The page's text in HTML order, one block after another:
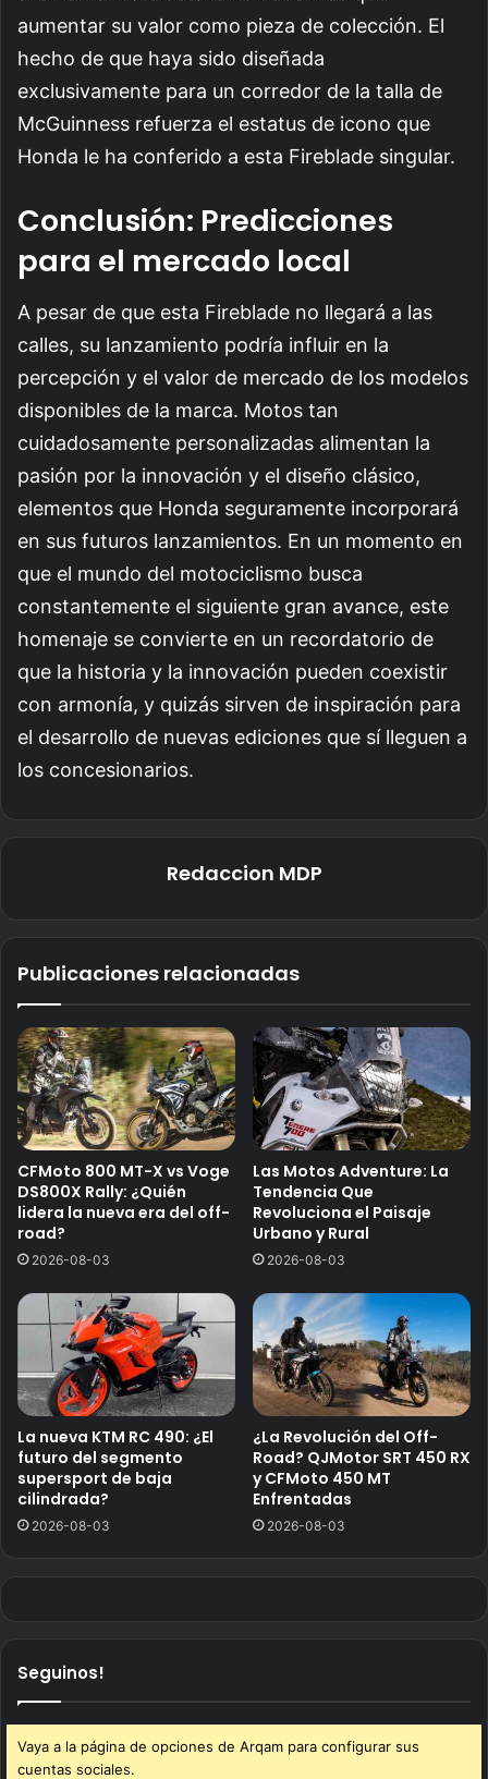
aumentar su valor como pieza de colección. El
hecho de que haya sido diseñada
exclusivamente para un corredor de la talla de
McGuinness refuerza el estatus de icono que
Honda le ha conferido a esta Fireblade singular.
Conclusión: Predicciones
para el mercado local
A pesar de que esta Fireblade no llegará a las
calles, su lanzamiento podría influir en la
percepción y el valor de mercado de los modelos
disponibles de la marca. Motos tan
cuidadosamente personalizadas alimentan la
pasión por la innovación y el diseño clásico,
elementos que Honda seguramente incorporará
en sus futuros lanzamientos. En un momento en
que el mundo del motociclismo busca
constantemente el siguiente gran avance, este
homenaje se convierte en un recordatorio de
que la historia y la innovación pueden coexistir
con armonía, y quizás sirven de inspiración para
el desarrollo de nuevas ediciones que sí lleguen a
los concesionarios.
Redaccion MDP
Publicaciones relacionadas
CFMoto 800 MT-X vs Voge
DS800X Rally: ¿Quién
lidera la nueva era del off-
road?
2026-08-03
Las Motos Adventure: La
Tendencia Que
Revoluciona el Paisaje
Urbano y Rural
2026-08-03
La nueva KTM RC 490: ¿El
futuro del segmento
supersport de baja
cilindrada?
2026-08-03
¿La Revolución del Off-
Road? QJMotor SRT 450 RX
y CFMoto 450 MT
Enfrentadas
2026-08-03
Seguinos!
Vaya a la página de opciones de Arqam para configurar sus
cuentas sociales.